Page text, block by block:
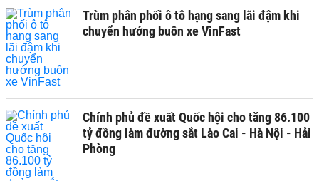
Trùm phân phối ô tô hạng sang lãi đậm khi
chuyển hướng buôn xe VinFast
Chính phủ đề xuất Quốc hội cho tăng 86.100
tỷ đồng làm đường sắt Lào Cai - Hà Nội - Hải
Phòng